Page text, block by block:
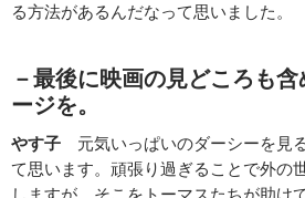
る方法があるんだなって思いました。
－最後に映画の見どころも
ージを。
やす子 元気いっぱいのダーシーを見
て思います。頑張り過ぎることで外の
しますが、そこをトーマスたちが助け